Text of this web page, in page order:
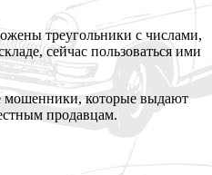
треугольники с числами,
сейчас пользоваться ими
мошенники, которые выдают
продавцам.